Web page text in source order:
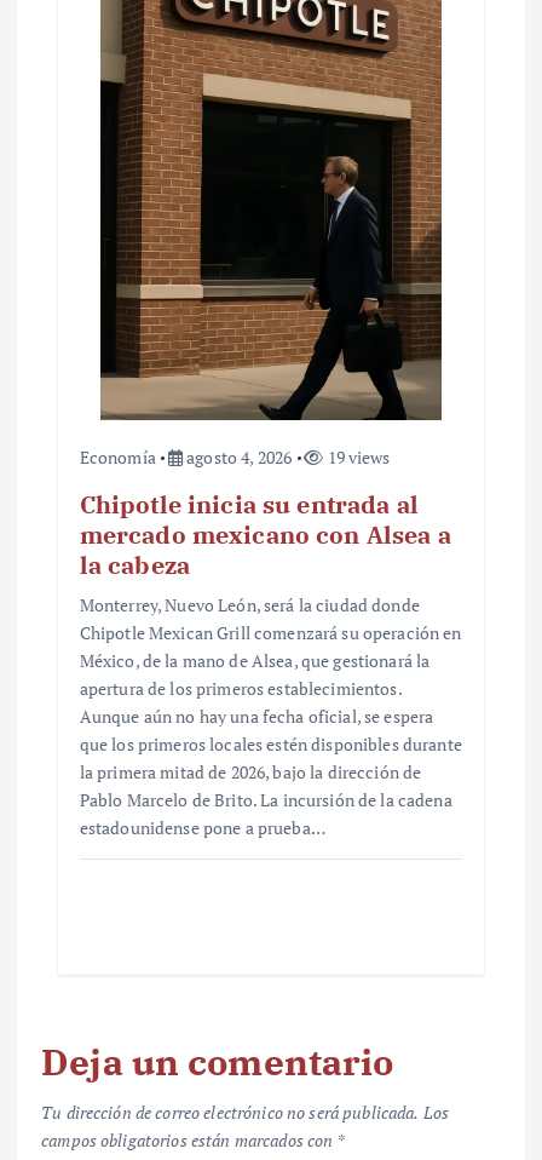
Economía agosto 4, 2026 19 views
Chipotle inicia su entrada al
mercado mexicano con Alsea a
la cabeza
Monterrey, Nuevo León, será la ciudad donde
Chipotle Mexican Grill comenzará su operación en
México, de la mano de Alsea, que gestionará la
apertura de los primeros establecimientos.
Aunque aún no hay una fecha oficial, se espera
que los primeros locales estén disponibles durante
la primera mitad de 2026, bajo la dirección de
Pablo Marcelo de Brito. La incursión de la cadena
estadounidense pone a prueba…
Deja un comentario
Tu dirección de correo electrónico no será publicada. Los
campos obligatorios están marcados con *